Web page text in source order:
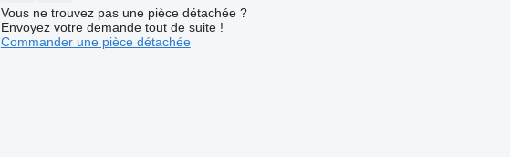
Vous ne trouvez pas une pièce détachée ?
Envoyez votre demande tout de suite !
Commander une pièce détachée